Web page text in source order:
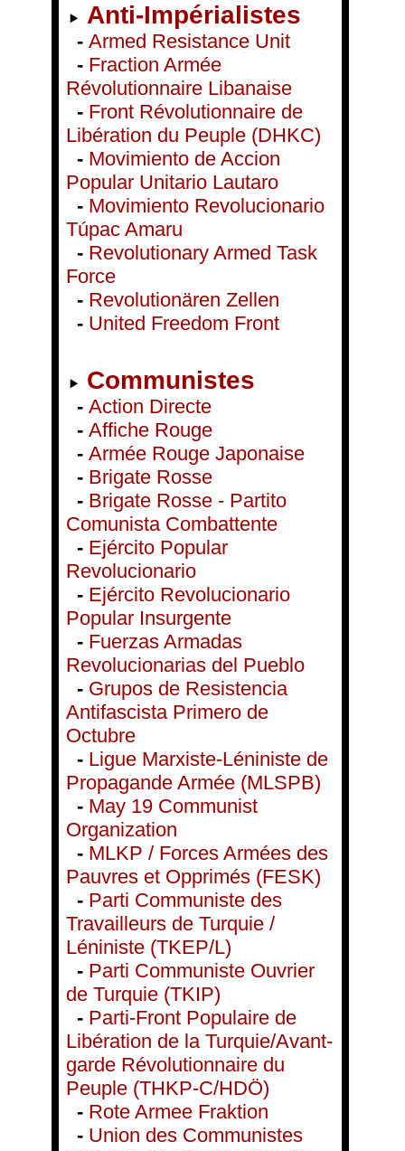
Anti-Impérialistes
- Armed Resistance Unit
- Fraction Armée
Révolutionnaire Libanaise
- Front Révolutionnaire de
Libération du Peuple (DHKC)
- Movimiento de Accion
Popular Unitario Lautaro
- Movimiento Revolucionario
Túpac Amaru
- Revolutionary Armed Task
Force
- Revolutionären Zellen
- United Freedom Front
Communistes
- Action Directe
- Affiche Rouge
- Armée Rouge Japonaise
- Brigate Rosse
- Brigate Rosse - Partito
Comunista Combattente
- Ejército Popular
Revolucionario
- Ejército Revolucionario
Popular Insurgente
- Fuerzas Armadas
Revolucionarias del Pueblo
- Grupos de Resistencia
Antifascista Primero de
Octubre
- Ligue Marxiste-Léniniste de
Propagande Armée (MLSPB)
- May 19 Communist
Organization
- MLKP / Forces Armées des
Pauvres et Opprimés (FESK)
- Parti Communiste des
Travailleurs de Turquie /
Léniniste (TKEP/L)
- Parti Communiste Ouvrier
de Turquie (TKIP)
- Parti-Front Populaire de
Libération de la Turquie/Avant-
garde Révolutionnaire du
Peuple (THKP-C/HDÖ)
- Rote Armee Fraktion
- Union des Communistes